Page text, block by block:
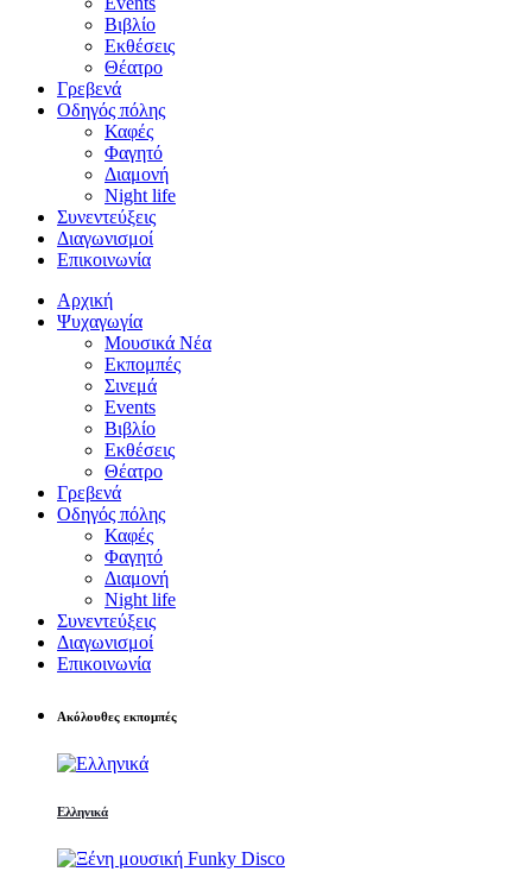
Βιβλίο
Εκθέσεις
Θέατρο
Γρεβενά
Οδηγός πόλης
Καφές
Φαγητό
Διαμονή
Night life
Συνεντεύξεις
Διαγωνισμοί
Επικοινωνία
Αρχική
Ψυχαγωγία
Μουσικά Νέα
Εκπομπές
Σινεμά
Events
Βιβλίο
Εκθέσεις
Θέατρο
Γρεβενά
Οδηγός πόλης
Καφές
Φαγητό
Διαμονή
Night life
Συνεντεύξεις
Διαγωνισμοί
Επικοινωνία
Ακόλουθες εκπομπές
Ελληνικά